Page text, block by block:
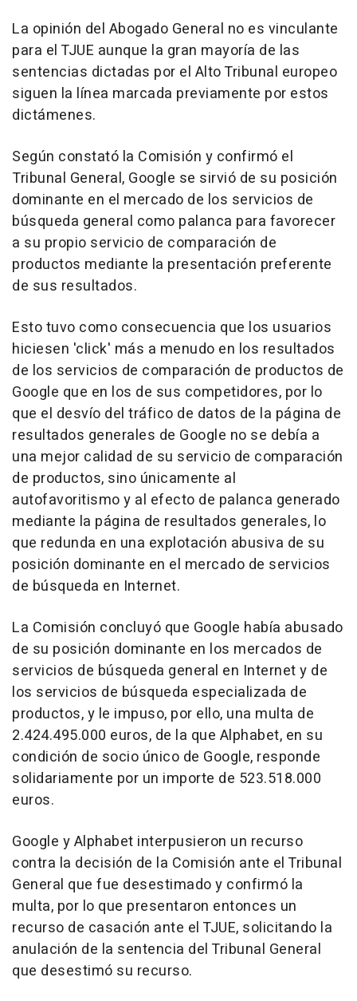
La opinión del Abogado General no es vinculante
para el TJUE aunque la gran mayoría de las
sentencias dictadas por el Alto Tribunal europeo
siguen la línea marcada previamente por estos
dictámenes.
Según constató la Comisión y confirmó el
Tribunal General, Google se sirvió de su posición
dominante en el mercado de los servicios de
búsqueda general como palanca para favorecer
a su propio servicio de comparación de
productos mediante la presentación preferente
de sus resultados.
Esto tuvo como consecuencia que los usuarios
hiciesen 'click' más a menudo en los resultados
de los servicios de comparación de productos de
Google que en los de sus competidores, por lo
que el desvío del tráfico de datos de la página de
resultados generales de Google no se debía a
una mejor calidad de su servicio de comparación
de productos, sino únicamente al
autofavoritismo y al efecto de palanca generado
mediante la página de resultados generales, lo
que redunda en una explotación abusiva de su
posición dominante en el mercado de servicios
de búsqueda en Internet.
La Comisión concluyó que Google había abusado
de su posición dominante en los mercados de
servicios de búsqueda general en Internet y de
los servicios de búsqueda especializada de
productos, y le impuso, por ello, una multa de
2.424.495.000 euros, de la que Alphabet, en su
condición de socio único de Google, responde
solidariamente por un importe de 523.518.000
euros.
Google y Alphabet interpusieron un recurso
contra la decisión de la Comisión ante el Tribunal
General que fue desestimado y confirmó la
multa, por lo que presentaron entonces un
recurso de casación ante el TJUE, solicitando la
anulación de la sentencia del Tribunal General
que desestimó su recurso.